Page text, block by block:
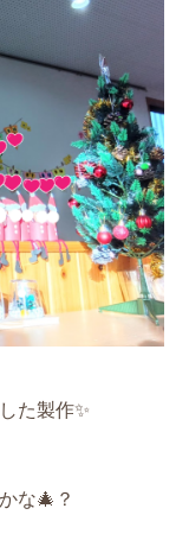
た製作✨
な🎄？